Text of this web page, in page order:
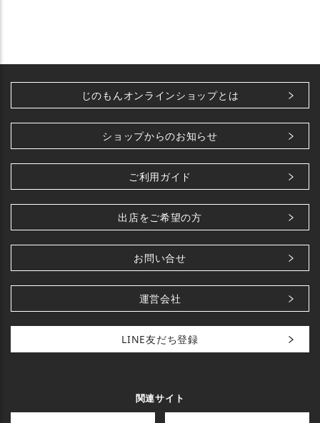
じのもんオンラインショップとは
ショップからのお知らせ
ご利用ガイド
出店をご希望の方
お問い合せ
運営会社
LINE友だち登録
関連サイト